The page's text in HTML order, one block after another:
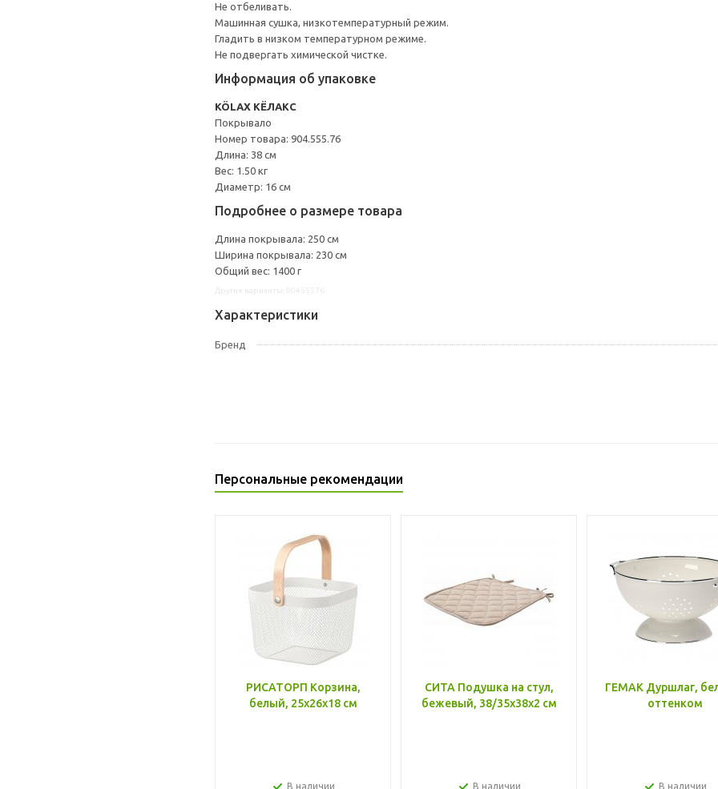
Не отбеливать.
Машинная сушка, низкотемпературный режим.
Гладить в низком температурном режиме.
Не подвергать химической чистке.
Информация об упаковке
KÖLAX КЁЛАКС
Покрывало
Номер товара: 904.555.76
Длина: 38 см
Вес: 1.50 кг
Диаметр: 16 см
Подробнее о размере товара
Длина покрывала: 250 см
Ширина покрывала: 230 см
Общий вес: 1400 г
Характеристики
Бренд
Персональные рекомендации
РИСАТОРП Корзина,
белый, 25x26x18 см
В наличии
СИТА Подушка на стул,
бежевый, 38/35x38x2 см
В наличии
ГЕМАК Дуршлаг,
оттенком
В наличии